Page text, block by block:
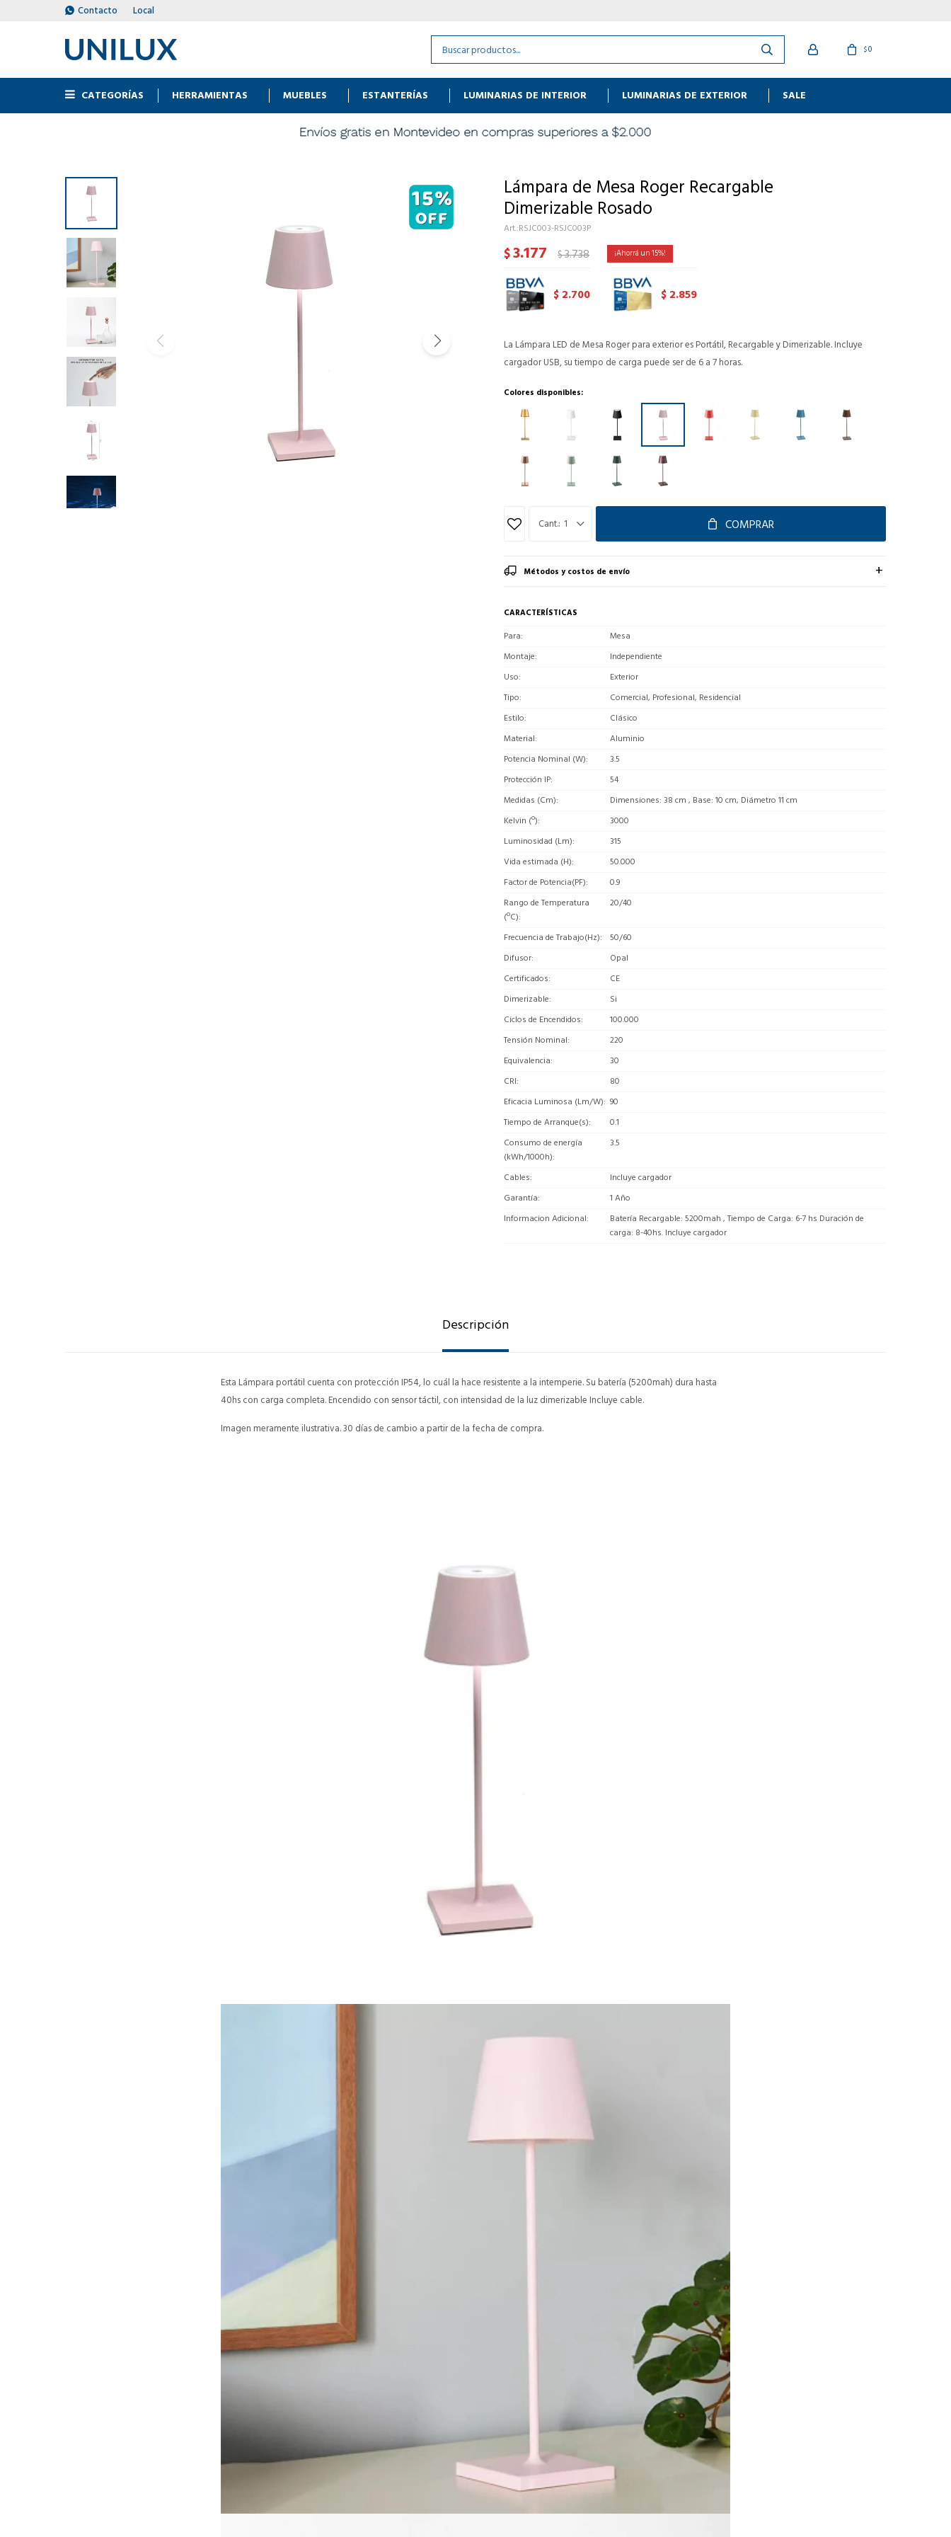
CATEGORÍAS HERRAMIENTAS MUEBLES ESTANTERÍAS LUMINARIAS DE INTERIOR LUMINARIAS DE EXTERIOR SALE
$0
Contacto Local
Lámpara de Mesa Roger Recargable
Dimerizable Rosado
RSJC003-RSJC003P
$3.177 $3.738 15
$ 2.700 $ 2.859
La Lámpara LED de Mesa Roger para exterior es Portátil, Recargable y Dimerizable. Incluye
cargador USB, su tiempo de carga puede ser de 6 a 7 horas.
Colores disponibles:
1 COMPRAR
Métodos y costos de envío
CARACTERÍSTICAS
Para
Mesa
Montaje
Independiente
Uso
Exterior
Tipo
Comercial, Profesional, Residencial
Estilo
Clásico
Material
Aluminio
Potencia Nominal (W)
3.5
Protección IP
54
Medidas (Cm)
Dimensiones: 38 cm , Base: 10 cm, Diámetro 11 cm
Kelvin (º)
3000
Luminosidad (Lm)
315
Vida estimada (H)
50.000
Factor de Potencia(PF)
0.9
Rango de Temperatura
(ºC)
20/40
Frecuencia de Trabajo(Hz)
50/60
Difusor
Opal
Certificados
CE
Dimerizable
Si
Ciclos de Encendidos
100.000
Tensión Nominal
220
Equivalencia
30
CRI
80
Eficacia Luminosa (Lm/W) 90
Tiempo de Arranque(s)
0.1
Consumo de energía
(kWh/1000h)
3.5
Cables
Incluye cargador
Garantía
1 Año
Informacion Adicional
Batería Recargable: 5200mah , Tiempo de Carga: 6-7 hs Duración de
carga: 8-40hs. Incluye cargador
Descripción
Esta Lámpara portátil cuenta con protección IP54, lo cuál la hace resistente a la intemperie. Su batería (5200mah) dura hasta
40hs con carga completa. Encendido con sensor táctil, con intensidad de la luz dimerizable Incluye cable.
Imagen meramente ilustrativa. 30 días de cambio a partir de la fecha de compra.